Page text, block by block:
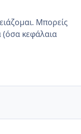
Μπορείς
(όσα κεφάλαια